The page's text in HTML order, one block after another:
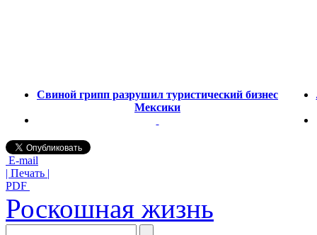
Свиной грипп разрушил туристический бизнес
Мексики
E-mail
| Печать |
PDF
Роскошная жизнь